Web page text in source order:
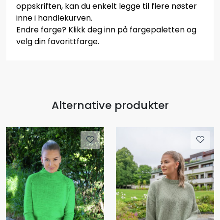
oppskriften, kan du enkelt legge til flere nøster
inne i handlekurven.
Endre farge? Klikk deg inn på fargepaletten og
velg din favorittfarge.
Alternative produkter